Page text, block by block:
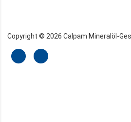
Copyright © 2026 Calpam Mineralöl-